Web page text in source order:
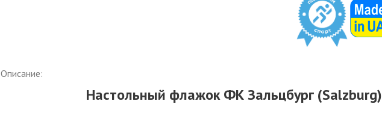
Описание:
Настольный флажок ФК Зальцбург (Salzburg)